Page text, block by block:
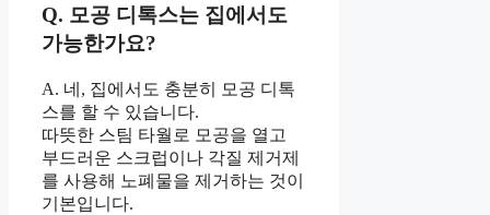
Q. 모공 디톡스는 집에서도
가능한가요?
A. 네, 집에서도 충분히 모공 디톡
스를 할 수 있습니다.
따뜻한 스팀 타월로 모공을 열고
부드러운 스크럽이나 각질 제거제
를 사용해 노폐물을 제거하는 것이
기본입니다.